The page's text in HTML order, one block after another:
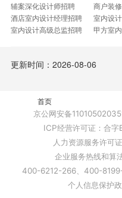
辅案深化设计师招聘
商户装
酒店室内设计经理招聘
室内设
室内设计高级总监招聘
甲方室
施工员绘图师招聘
赋能设计
品质地库设计师招聘
商业主
更新时间：2026-08-06
首页